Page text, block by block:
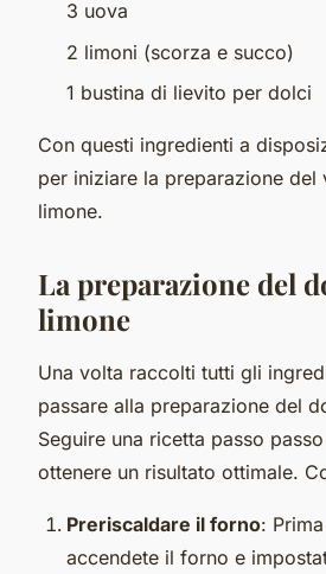
3 uova
2 limoni (scorza e succo)
1 bustina di lievito per dolci
Con questi ingredienti a
per iniziare la preparazione del
limone.
La preparazione del
limone
Una volta raccolti tutti gli
passare alla preparazione del
Seguire una ricetta passo
ottenere un risultato ottimale.
Preriscaldare il forno:
accendete il forno e